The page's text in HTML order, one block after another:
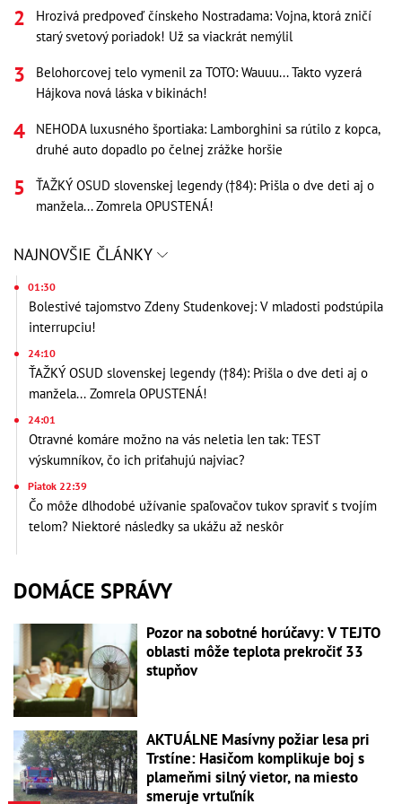
Hrozivá predpoveď čínskeho Nostradama: Vojna, ktorá zničí
starý svetový poriadok! Už sa viackrát nemýlil
Belohorcovej telo vymenil za TOTO: Wauuu... Takto vyzerá
Hájkova nová láska v bikinách!
NEHODA luxusného športiaka: Lamborghini sa rútilo z kopca,
druhé auto dopadlo po čelnej zrážke horšie
ŤAŽKÝ OSUD slovenskej legendy (†84): Prišla o dve deti aj o
manžela... Zomrela OPUSTENÁ!
NAJNOVŠIE ČLÁNKY
01:30
Bolestivé tajomstvo Zdeny Studenkovej: V mladosti podstúpila
interrupciu!
24:10
ŤAŽKÝ OSUD slovenskej legendy (†84): Prišla o dve deti aj o
manžela... Zomrela OPUSTENÁ!
24:01
Otravné komáre možno na vás neletia len tak: TEST
výskumníkov, čo ich priťahujú najviac?
Piatok 22:39
Čo môže dlhodobé užívanie spaľovačov tukov spraviť s tvojím
telom? Niektoré následky sa ukážu až neskôr
DOMÁCE SPRÁVY
Pozor na sobotné horúčavy: V TEJTO
oblasti môže teplota prekročiť 33
stupňov
AKTUÁLNE Masívny požiar lesa pri
Trstíne: Hasičom komplikuje boj s
plameňmi silný vietor, na miesto
smeruje vrtuľník